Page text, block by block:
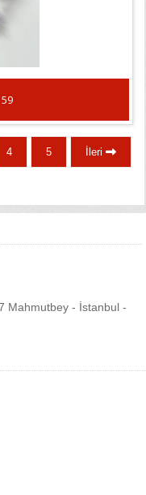
4 5
İleri
Mahmutbey - İstanbul -